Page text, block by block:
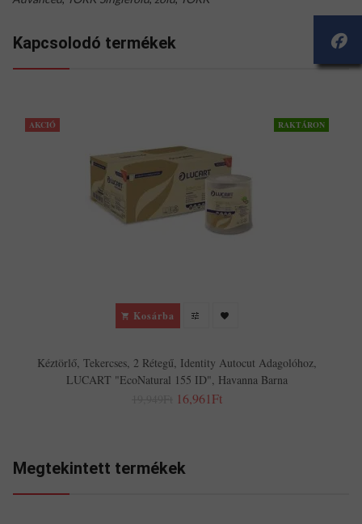
Kapcsolodó termékek
AKCIÓ RAKTÁRON
Kosárba
Kéztörlő, Tekercses, 2 Rétegű, Identity Autocut Adagolóhoz,
LUCART "EcoNatural 155 ID", Havanna Barna
16,961Ft
Megtekintett termékek